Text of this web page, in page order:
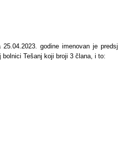
godine imenovan je
bolnici Tešanj koji broji 3 člana, i to: